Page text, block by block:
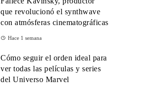
que revolucionó el synthwave
con atmósferas cinematográficas
Hace 1 semana
Cómo seguir el orden ideal para
ver todas las películas y series
del Universo Marvel